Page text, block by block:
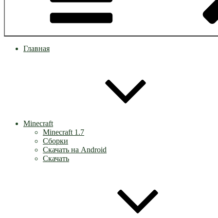
Главная
Minecraft
Minecraft 1.7
Сборки
Скачать на Android
Скачать